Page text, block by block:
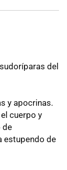
del
y apocrinas.
cuerpo y
de
estupendo de